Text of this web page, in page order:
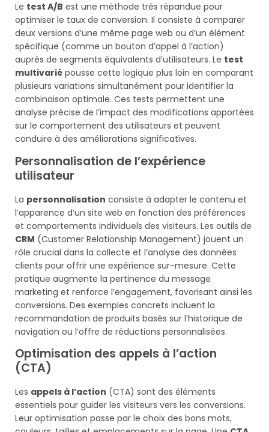
Le test A/B est une méthode très répandue pour
optimiser le taux de conversion. Il consiste à comparer
deux versions d’une même page web ou d’un élément
spécifique (comme un bouton d’appel à l’action)
auprès de segments équivalents d’utilisateurs. Le test
multivarié pousse cette logique plus loin en comparant
plusieurs variations simultanément pour identifier la
combinaison optimale. Ces tests permettent une
analyse précise de l’impact des modifications apportées
sur le comportement des utilisateurs et peuvent
conduire à des améliorations significatives.
Personnalisation de l’expérience
utilisateur
La personnalisation consiste à adapter le contenu et
l’apparence d’un site web en fonction des préférences
et comportements individuels des visiteurs. Les outils de
CRM (Customer Relationship Management) jouent un
rôle crucial dans la collecte et l’analyse des données
clients pour offrir une expérience sur-mesure. Cette
pratique augmente la pertinence du message
marketing et renforce l’engagement, favorisant ainsi les
conversions. Des exemples concrets incluent la
recommandation de produits basés sur l’historique de
navigation ou l’offre de réductions personnalisées.
Optimisation des appels à l’action
(CTA)
Les appels à l’action (CTA) sont des éléments
essentiels pour guider les visiteurs vers les conversions.
Leur optimisation passe par le choix des bons mots,